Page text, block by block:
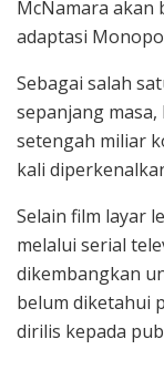
McNamara akan
adaptasi
Sebagai salah
sepanjang
setengah miliar
kali
Selain film layar
melalui serial
dikembangkan
belum diketahui
dirilis kepada